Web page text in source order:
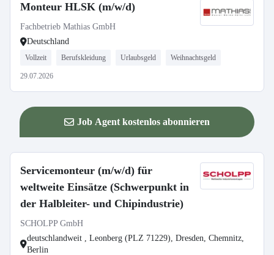
Monteur HLSK (m/w/d)
Fachbetrieb Mathias GmbH
Deutschland
Vollzeit Berufskleidung Urlaubsgeld Weihnachtsgeld
29.07.2026
Job Agent kostenlos abonnieren
Servicemonteur (m/w/d) für
weltweite Einsätze (Schwerpunkt in
der Halbleiter- und Chipindustrie)
SCHOLPP GmbH
deutschlandweit , Leonberg (PLZ 71229), Dresden, Chemnitz,
Berlin